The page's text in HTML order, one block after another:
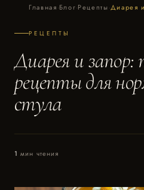
Главная·Блог·Рецепты·Диарея
РЕЦЕПТЫ
Диарея и
рецепты для
стула
1 мин чтения